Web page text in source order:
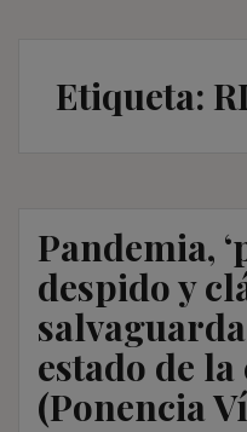
Etiqueta:
Pandemia,
despido y
estado de
(Ponencia